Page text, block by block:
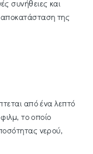
συνήθειες και
αποκατάσταση της
από ένα λεπτό
το οποίο
νερού,